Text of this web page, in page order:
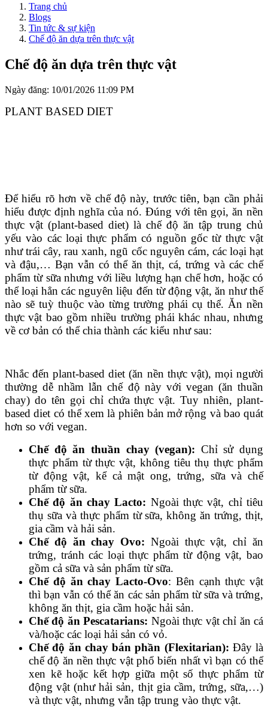
Trang chủ
Blogs
Tin tức & sự kiện
Chế độ ăn dựa trên thực vật
Chế độ ăn dựa trên thực vật
Ngày đăng: 10/01/2026 11:09 PM
PLANT BASED DIET
Để hiểu rõ hơn về chế độ này, trước tiên, bạn cần phải
hiểu được định nghĩa của nó. Đúng với tên gọi, ăn nền
thực vật (plant-based diet) là chế độ ăn tập trung chủ
yếu vào các loại thực phẩm có nguồn gốc từ thực vật
như trái cây, rau xanh, ngũ cốc nguyên cám, các loại hạt
và đậu,… Bạn vẫn có thể ăn thịt, cá, trứng và các chế
phẩm từ sữa nhưng với liều lượng hạn chế hơn, hoặc có
thể loại hẳn các nguyên liệu đến từ động vật, ăn như thế
nào sẽ tuỳ thuộc vào từng trường phái cụ thể. Ăn nền
thực vật bao gồm nhiều trường phái khác nhau, nhưng
về cơ bản có thể chia thành các kiểu như sau:
Nhắc đến plant-based diet (ăn nền thực vật), mọi người
thường dễ nhầm lẫn chế độ này với vegan (ăn thuần
chay) do tên gọi chỉ chứa thực vật. Tuy nhiên, plant-
based diet có thể xem là phiên bản mở rộng và bao quát
hơn so với vegan.
Chế độ ăn thuần chay (vegan): Chỉ sử dụng
thực phẩm từ thực vật, không tiêu thụ thực phẩm
từ động vật, kể cả mật ong, trứng, sữa và chế
phẩm từ sữa.
Chế độ ăn chay Lacto: Ngoài thực vật, chỉ tiêu
thụ sữa và thực phẩm từ sữa, không ăn trứng, thịt,
gia cầm và hải sản.
Chế độ ăn chay Ovo: Ngoài thực vật, chỉ ăn
trứng, tránh các loại thực phẩm từ động vật, bao
gồm cả sữa và sản phẩm từ sữa.
Chế độ ăn chay Lacto-Ovo: Bên cạnh thực vật
thì bạn vẫn có thể ăn các sản phẩm từ sữa và trứng,
không ăn thịt, gia cầm hoặc hải sản.
Chế độ ăn Pescatarians: Ngoài thực vật chỉ ăn cá
và/hoặc các loại hải sản có vỏ.
Chế độ ăn chay bán phần (Flexitarian): Đây là
chế độ ăn nền thực vật phổ biến nhất vì bạn có thể
xen kẽ hoặc kết hợp giữa một số thực phẩm từ
động vật (như hải sản, thịt gia cầm, trứng, sữa,…)
và thực vật, nhưng vẫn tập trung vào thực vật.